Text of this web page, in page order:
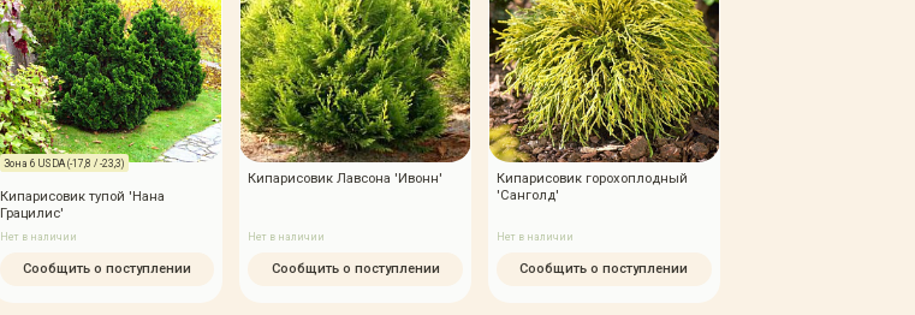
Зона 6 USDA (-17,8 / -23,3)
Кипарисовик тупой 'Нана
Грацилис'
Нет в наличии
Сообщить о поступлении
Кипарисовик Лавсона 'Ивонн'
Нет в наличии
Сообщить о поступлении
Кипарисовик горохоплодный
'Санголд'
Нет в наличии
Сообщить о поступлении